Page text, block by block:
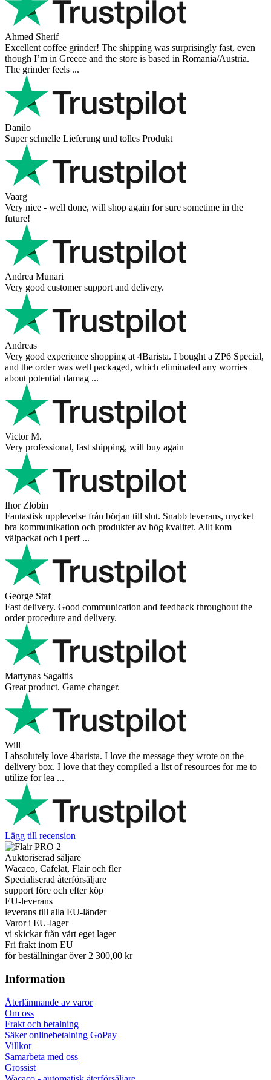
Ahmed Sherif
Excellent coffee grinder! The shipping was surprisingly fast, even
though I’m in Greece and the store is based in Romania/Austria.
The grinder feels ...
Danilo
Super schnelle Lieferung und tolles Produkt
Vaarg
Very nice - well done, will shop again for sure sometime in the
future!
Andrea Munari
Very good customer support and delivery.
Andreas
Very good experience shopping at 4Barista. I bought a ZP6 Special,
and the order was well packaged, which eliminated any worries
about potential damag ...
Victor M.
Very professional, fast shipping, will buy again
Ihor Zlobin
Fantastisk upplevelse från början till slut. Snabb leverans, mycket
bra kommunikation och produkter av hög kvalitet. Allt kom
välpackat och i perf ...
George Staf
Fast delivery. Good communication and feedback throughout the
order procedure and delivery.
Martynas Sagaitis
Great product. Game changer.
Will
I absolutely love 4barista. I love the message they wrote on the
delivery box. I love that they compiled a list of resources for me to
utilize for lea ...
Lägg till recension
Auktoriserad säljare
Wacaco, Cafelat, Flair och fler
Specialiserad återförsäljare
support före och efter köp
EU-leverans
leverans till alla EU-länder
Varor i EU-lager
vi skickar från vårt eget lager
Fri frakt inom EU
för beställningar över 2 300,00 kr
Information
Återlämnande av varor
Om oss
Frakt och betalning
Säker onlinebetalning GoPay
Villkor
Samarbeta med oss
Grossist